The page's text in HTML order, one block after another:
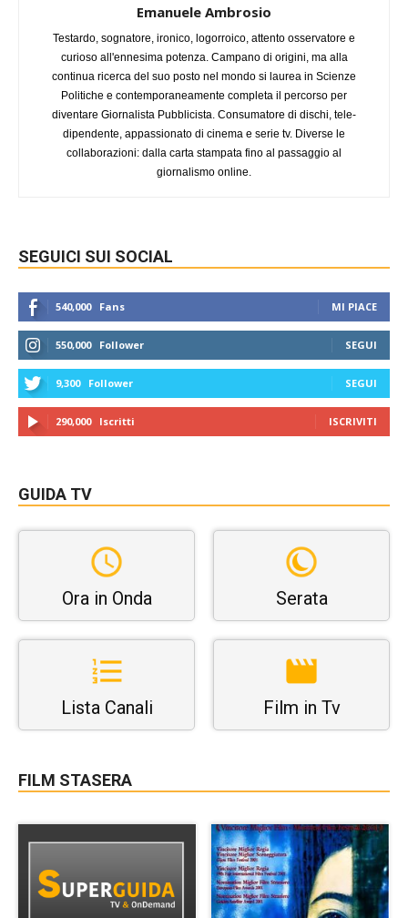
Emanuele Ambrosio
Testardo, sognatore, ironico, logorroico, attento osservatore e
curioso all'ennesima potenza. Campano di origini, ma alla
continua ricerca del suo posto nel mondo si laurea in Scienze
Politiche e contemporaneamente completa il percorso per
diventare Giornalista Pubblicista. Consumatore di dischi, tele-
dipendente, appassionato di cinema e serie tv. Diverse le
collaborazioni: dalla carta stampata fino al passaggio al
giornalismo online.
SEGUICI SUI SOCIAL
540,000 Fans MI PIACE
550,000 Follower SEGUI
9,300 Follower SEGUI
290,000 Iscritti ISCRIVITI
GUIDA TV
Ora in Onda Serata
Lista Canali Film in Tv
FILM STASERA